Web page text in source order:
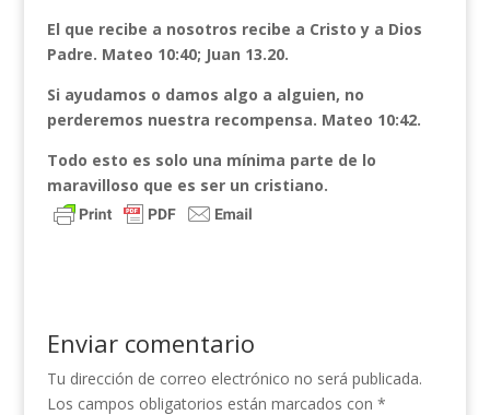
El que recibe a nosotros recibe a Cristo y a Dios
Padre. Mateo 10:40; Juan 13.20.
Si ayudamos o damos algo a alguien, no
perderemos nuestra recompensa. Mateo 10:42.
Todo esto es solo una mínima parte de lo
maravilloso que es ser un cristiano.
Enviar comentario
Tu dirección de correo electrónico no será publicada.
Los campos obligatorios están marcados con *